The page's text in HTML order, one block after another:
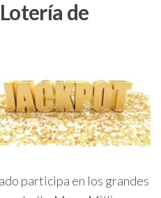
de
participa en los grandes